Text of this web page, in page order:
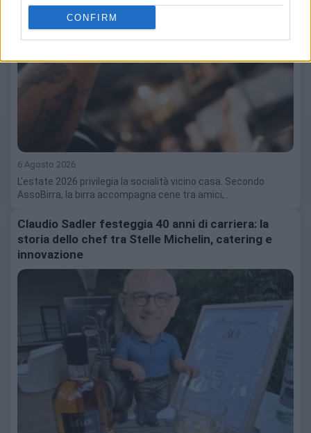
CONFIRM
6 Agosto 2026
L'estate 2026 privilegia la socialità vicino casa. Secondo
AssoBirra, la birra accompagna cene tra amici,…
Claudio Sadler festeggia 40 anni di carriera: la
storia dello chef tra Stelle Michelin, catering e
innovazione